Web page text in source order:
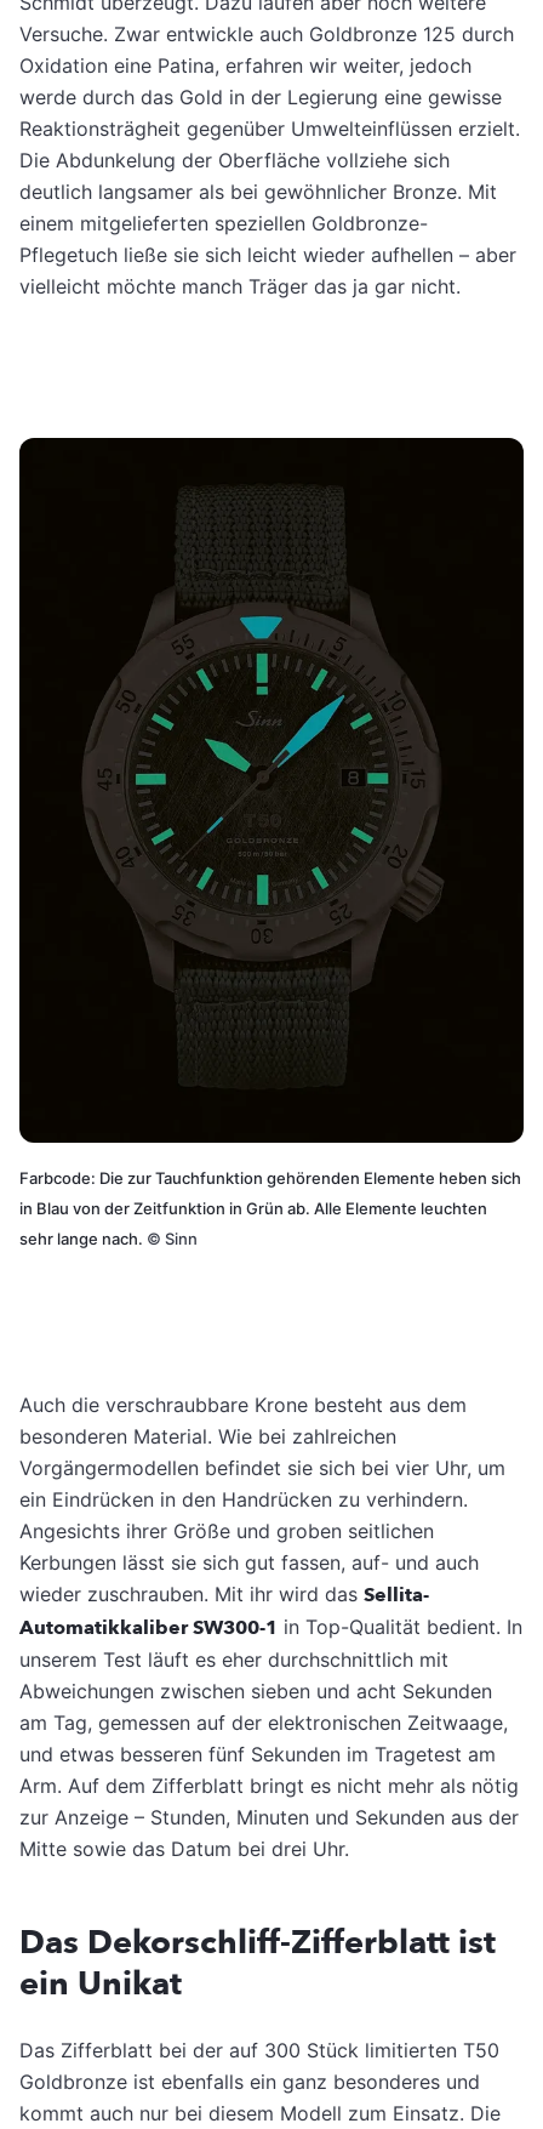
Versuche. Zwar entwickle auch Goldbronze 125 durch
Oxidation eine Patina, erfahren wir weiter, jedoch
werde durch das Gold in der Legierung eine gewisse
Reaktionsträgheit gegenüber Umwelteinflüssen erzielt.
Die Abdunkelung der Oberfläche vollziehe sich
deutlich langsamer als bei gewöhnlicher Bronze. Mit
einem mitgelieferten speziellen Goldbronze-
Pflegetuch ließe sie sich leicht wieder aufhellen – aber
vielleicht möchte manch Träger das ja gar nicht.
Farbcode: Die zur Tauchfunktion gehörenden Elemente heben sich
in Blau von der Zeitfunktion in Grün ab. Alle Elemente leuchten
sehr lange nach. © Sinn
Auch die verschraubbare Krone besteht aus dem
besonderen Material. Wie bei zahlreichen
Vorgängermodellen befindet sie sich bei vier Uhr, um
ein Eindrücken in den Handrücken zu verhindern.
Angesichts ihrer Größe und groben seitlichen
Kerbungen lässt sie sich gut fassen, auf- und auch
wieder zuschrauben. Mit ihr wird das Sellita-
Automatikkaliber SW300-1 in Top-Qualität bedient. In
unserem Test läuft es eher durchschnittlich mit
Abweichungen zwischen sieben und acht Sekunden
am Tag, gemessen auf der elektronischen Zeitwaage,
und etwas besseren fünf Sekunden im Tragetest am
Arm. Auf dem Zifferblatt bringt es nicht mehr als nötig
zur Anzeige – Stunden, Minuten und Sekunden aus der
Mitte sowie das Datum bei drei Uhr.
Das Dekorschliff-Zifferblatt ist
ein Unikat
Das Zifferblatt bei der auf 300 Stück limitierten T50
Goldbronze ist ebenfalls ein ganz besonderes und
kommt auch nur bei diesem Modell zum Einsatz. Die